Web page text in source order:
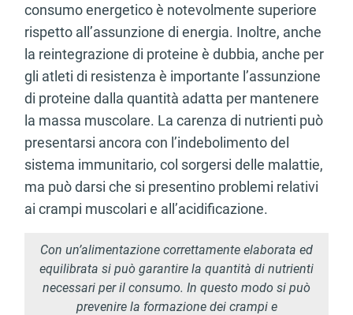
consumo energetico è notevolmente superiore
rispetto all’assunzione di energia. Inoltre, anche
la reintegrazione di proteine è dubbia, anche per
gli atleti di resistenza è importante l’assunzione
di proteine dalla quantità adatta per mantenere
la massa muscolare. La carenza di nutrienti può
presentarsi ancora con l’indebolimento del
sistema immunitario, col sorgersi delle malattie,
ma può darsi che si presentino problemi relativi
ai crampi muscolari e all’acidificazione.
Con un’alimentazione correttamente elaborata ed
equilibrata si può garantire la quantità di nutrienti
necessari per il consumo. In questo modo si può
prevenire la formazione dei crampi e